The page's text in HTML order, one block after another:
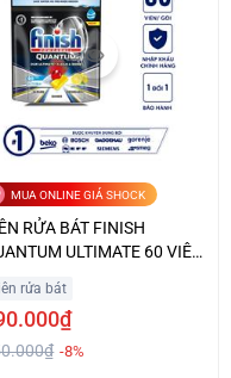
MUA ONLINE GIÁ SHOCK
RỬA BÁT FINISH
ULTIMATE 60 VIÊN
rửa bát
-8%